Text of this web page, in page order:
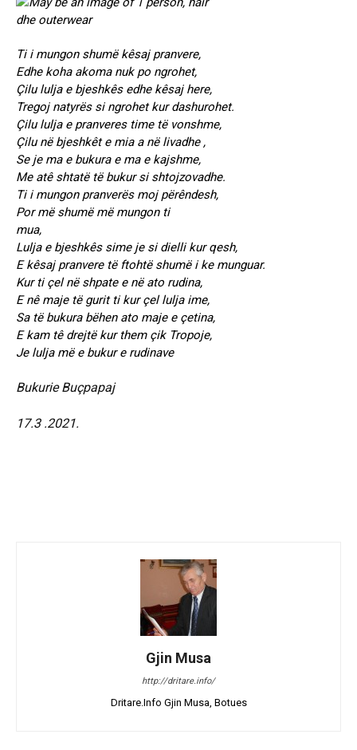
Ti i mungon shumë kêsaj pranvere,
Edhe koha akoma nuk po ngrohet,
Çilu lulja e bjeshkês edhe kêsaj here,
Tregoj natyrës si ngrohet kur dashurohet.
Çilu lulja e pranveres time të vonshme,
Çilu në bjeshkêt e mia a në livadhe ,
Se je ma e bukura e ma e kajshme,
Me atê shtatë të bukur si shtojzovadhe.
Ti i mungon pranverës moj përêndesh,
Por më shumë më mungon ti
mua,
Lulja e bjeshkês sime je si dielli kur qesh,
E kêsaj pranvere të ftohtë shumë i ke munguar.
Kur ti çel në shpate e në ato rudina,
E nê maje të gurit ti kur çel lulja ime,
Sa të bukura bëhen ato maje e çetina,
E kam tê drejtë kur them çik Tropoje,
Je lulja më e bukur e rudinave
Bukurie Buçpapaj
17.3 .2021.
Gjin Musa
http://dritare.info/
Dritare.Info Gjin Musa, Botues